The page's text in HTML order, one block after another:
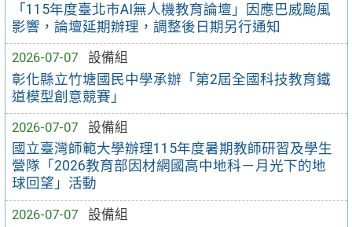
「115年度臺北市AI無人機教育論壇」因應巴威颱風
影響，論壇延期辦理，調整後日期另行通知
2026-07-07
設備組
彰化縣立竹塘國民中學承辦「第2屆全國科技教育鐵
道模型創意競賽」
2026-07-07
設備組
國立臺灣師範大學辦理115年度暑期教師研習及學生
營隊「2026教育部因材網國高中地科－月光下的地
球回望」活動
2026-07-07
設備組